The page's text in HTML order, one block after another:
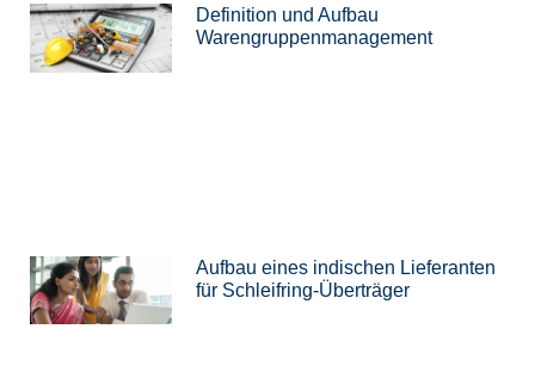
Definition und Aufbau
Warengruppenmanagement
Aufbau eines indischen Lieferanten
für Schleifring-Überträger